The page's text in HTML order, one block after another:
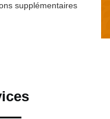
supplémentaires